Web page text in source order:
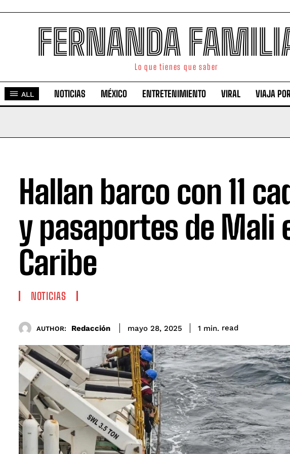
FERNANDA
Lo que tienes que saber
ALL NOTICIAS MÉXICO ENTRETENIMIENTO VIRAL VIAJA
Hallan barco con 11
y pasaportes de Mali
Caribe
NOTICIAS
AUTHOR: Redacción mayo 28, 2025 1 min. read